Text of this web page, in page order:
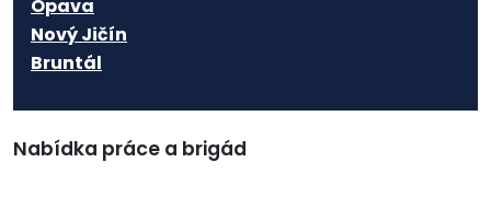
Opava
Nový Jičín
Bruntál
Nabídka práce a brigád